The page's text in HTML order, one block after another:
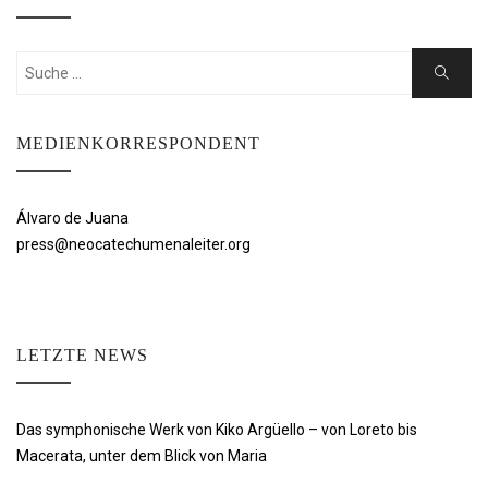
Suchen
Suche
MEDIENKORRESPONDENT
Álvaro de Juana
press@neocatechumenaleiter.org
LETZTE NEWS
Das symphonische Werk von Kiko Argüello – von Loreto bis
Macerata, unter dem Blick von Maria